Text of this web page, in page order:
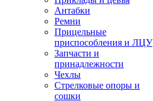
Антабки
Ремни
Прицельные
приспособления и ЛЦУ
Запчасти и
принадлежности
Чехлы
Стрелковые опоры и
сошки